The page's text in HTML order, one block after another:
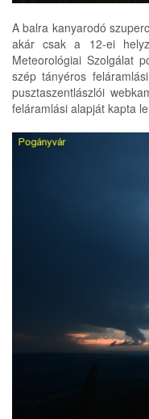
A balra kanyarodó
akár csak a 12-ei
Meteorológiai Szolgálat
szép tányéros
pusztaszentlászlói
feláramlási alapját kapta